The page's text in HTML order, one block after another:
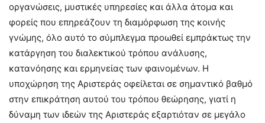
οργανώσεις, μυστικές υπηρεσίες και άλλα άτομα και
φορείς που επηρεάζουν τη διαμόρφωση της κοινής
γνώμης, όλο αυτό το σύμπλεγμα προωθεί εμπράκτως την
κατάργηση του διαλεκτικού τρόπου ανάλυσης,
κατανόησης και ερμηνείας των φαινομένων. Η
υποχώρηση της Αριστεράς οφείλεται σε σημαντικό βαθμό
στην επικράτηση αυτού του τρόπου θεώρησης, γιατί η
δύναμη των ιδεών της Αριστεράς εξαρτιόταν σε μεγάλο